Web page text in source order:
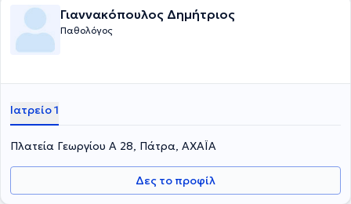
Γιαννακόπουλος Δημήτριος
Παθολόγος
Ιατρείο 1
Πλατεία Γεωργίου Α 28, Πάτρα, ΑΧΑΪΑ
Δες το προφίλ